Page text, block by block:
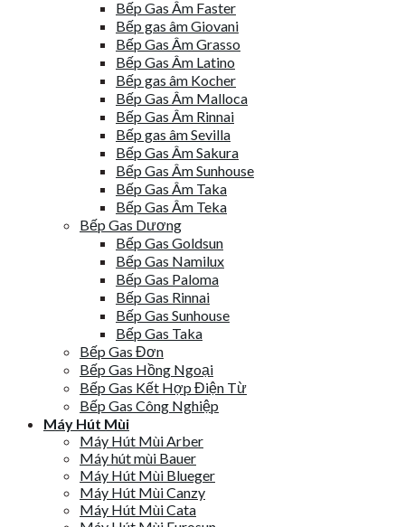
Bếp Gas Âm Faster
Bếp gas âm Giovani
Bếp Gas Âm Grasso
Bếp Gas Âm Latino
Bếp gas âm Kocher
Bếp Gas Âm Malloca
Bếp Gas Âm Rinnai
Bếp gas âm Sevilla
Bếp Gas Âm Sakura
Bếp Gas Âm Sunhouse
Bếp Gas Âm Taka
Bếp Gas Âm Teka
Bếp Gas Dương
Bếp Gas Goldsun
Bếp Gas Namilux
Bếp Gas Paloma
Bếp Gas Rinnai
Bếp Gas Sunhouse
Bếp Gas Taka
Bếp Gas Đơn
Bếp Gas Hồng Ngoại
Bếp Gas Kết Hợp Điện Từ
Bếp Gas Công Nghiệp
Máy Hút Mùi
Máy Hút Mùi Arber
Máy hút mùi Bauer
Máy Hút Mùi Blueger
Máy Hút Mùi Canzy
Máy Hút Mùi Cata